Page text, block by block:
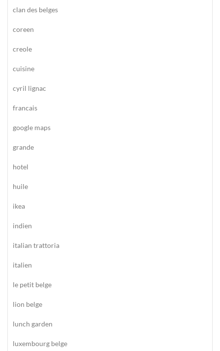
clan des belges
coreen
creole
cuisine
cyril lignac
francais
google maps
grande
hotel
huile
ikea
indien
italian trattoria
italien
le petit belge
lion belge
lunch garden
luxembourg belge